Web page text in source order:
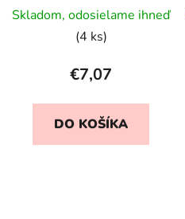
Skladom, odosielame ihneď
(4 ks)
€7,07
DO KOŠÍKA